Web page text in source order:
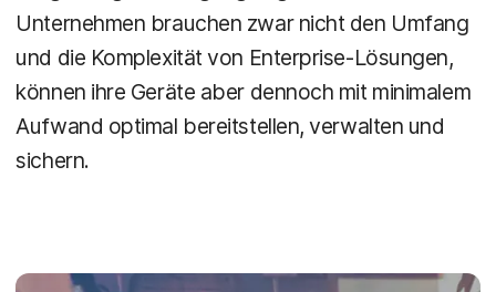
Unternehmen brauchen zwar nicht den Umfang
und die Komplexität von Enterprise-Lösungen,
können ihre Geräte aber dennoch mit minimalem
Aufwand optimal bereitstellen, verwalten und
sichern.